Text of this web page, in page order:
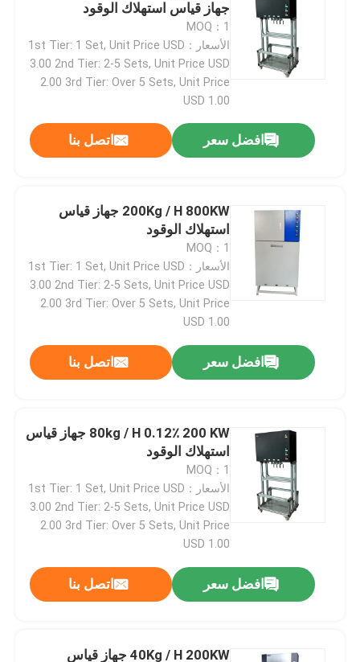
جهاز قياس استهلاك الوقود
MOQ：1
الأسعار：1st Tier: 1 Set, Unit Price USD
3.00 2nd Tier: 2-5 Sets, Unit Price USD
2.00 3rd Tier: Over 5 Sets, Unit Price
USD 1.00
افضل سعر اتصل بنا
200Kg / H 800KW جهاز قياس
استهلاك الوقود
MOQ：1
الأسعار：1st Tier: 1 Set, Unit Price USD
3.00 2nd Tier: 2-5 Sets, Unit Price USD
2.00 3rd Tier: Over 5 Sets, Unit Price
USD 1.00
افضل سعر اتصل بنا
80kg / H 0.12٪ 200 KW جهاز قياس
استهلاك الوقود
MOQ：1
الأسعار：1st Tier: 1 Set, Unit Price USD
3.00 2nd Tier: 2-5 Sets, Unit Price USD
2.00 3rd Tier: Over 5 Sets, Unit Price
USD 1.00
افضل سعر اتصل بنا
40Kg / H 200KW جهاز قياس